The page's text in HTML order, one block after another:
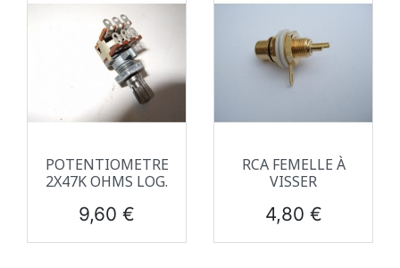
POTENTIOMETRE
2X47K OHMS LOG.
Prix
9,60 €
RCA FEMELLE À
VISSER
Prix
4,80 €